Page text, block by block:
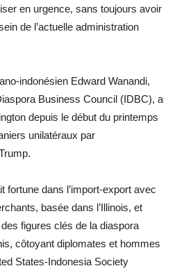
en urgence, sans toujours avoir
de l’actuelle administration
indonésien Edward Wanandi,
Business Council (IDBC), a
depuis le début du printemps
unilatéraux par
fortune dans l’import-export avec
basée dans l’Illinois, et
figures clés de la diaspora
côtoyant diplomates et hommes
States-Indonesia Society